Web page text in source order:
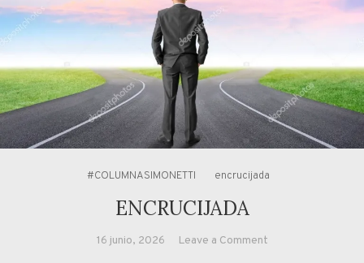
#COLUMNASIMONETTI encrucijada
ENCRUCIJADA
16 junio, 2026 Leave a Commenton